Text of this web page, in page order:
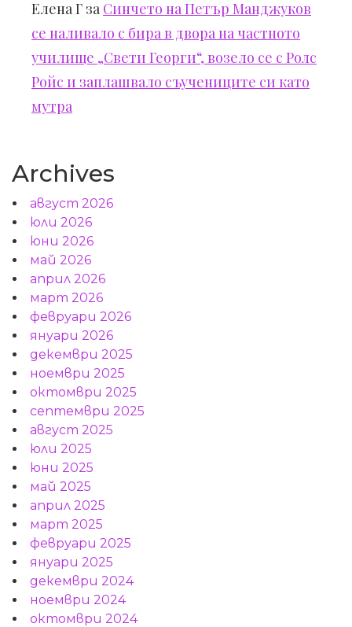
Елена Г за Синчето на Петър Манджуков
се наливало с бира в двора на частното
училище „Свети Георги“, возело се с Ролс
Ройс и заплашвало съучениците си като
мутра
Archives
август 2026
юли 2026
юни 2026
май 2026
април 2026
март 2026
февруари 2026
януари 2026
декември 2025
ноември 2025
октомври 2025
септември 2025
август 2025
юли 2025
юни 2025
май 2025
април 2025
март 2025
февруари 2025
януари 2025
декември 2024
ноември 2024
октомври 2024